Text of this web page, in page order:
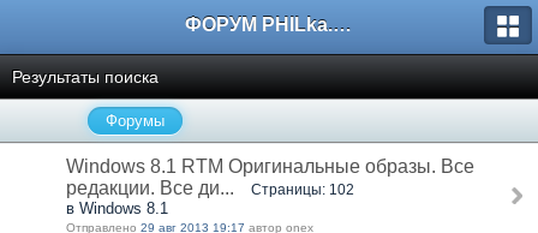
ФОРУМ PHILka.RU
Результаты поиска
Форумы
Windows 8.1 RTM Оригинальные образы. Все
редакции. Все ди...
Страницы: 102
в Windows 8.1
Отправлено 29 авг 2013 19:17 автор onex